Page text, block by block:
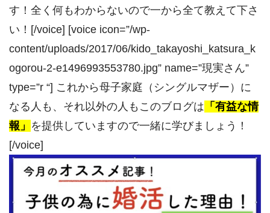
す！全く何もわからないので一から全て教えて下さ
い！[/voice] [voice icon=”/wp-
content/uploads/2017/06/kido_takayoshi_katsura_k
ogorou-2-e1496993553780.jpg” name=”現実さん”
type=”r “] これから母子家庭（シングルマザー）に
なる人も、それ以外の人もこのブログは 「有益な情
報」 を提供していますので一緒に学びましょう！
[/voice]